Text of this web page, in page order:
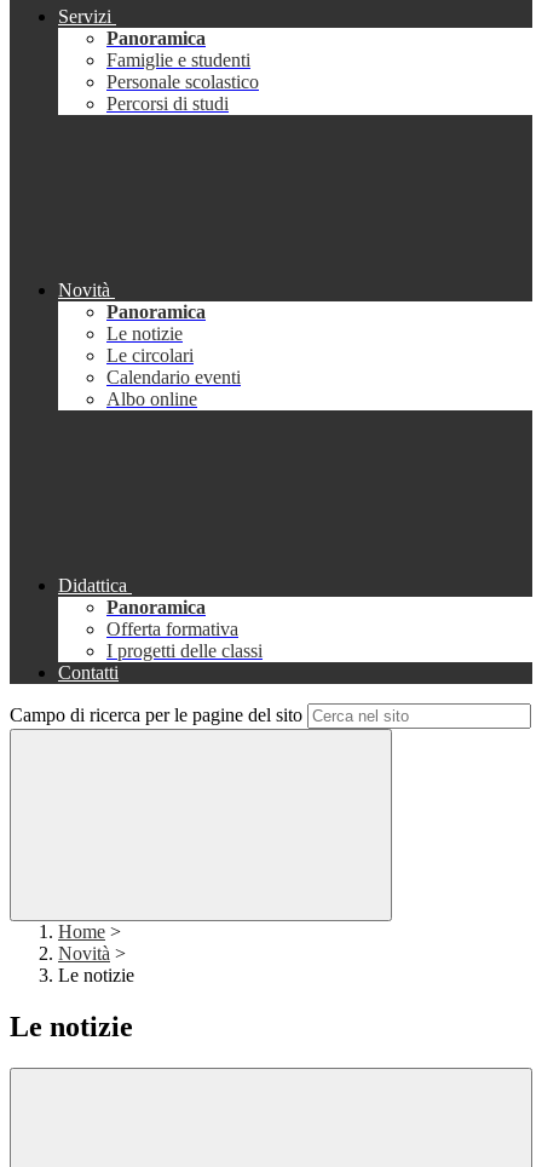
Servizi
Panoramica
Famiglie e studenti
Personale scolastico
Percorsi di studi
Novità
Panoramica
Le notizie
Le circolari
Calendario eventi
Albo online
Didattica
Panoramica
Offerta formativa
I progetti delle classi
Contatti
Campo di ricerca per le pagine del sito
Home >
Novità >
Le notizie
Le notizie